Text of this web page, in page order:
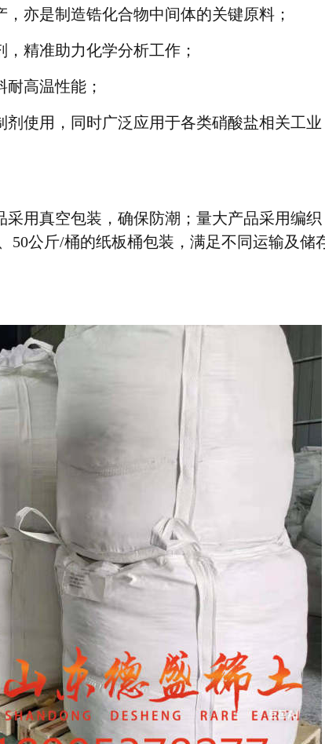
亦是制造锆化合物中间体的关键原料；
精准助力化学分析工作；
高温性能；
使用，同时广泛应用于各类硝酸盐相关工业
用真空包装，确保防潮；量大产品采用编织
50公斤/桶的纸板桶包装，满足不同运输及储